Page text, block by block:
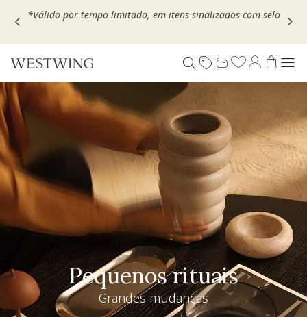
Escolha seu VOUCHER e ganhe até 30% OFF*: useMOVEL30,
Pequenos rituais
Grandes mudanças